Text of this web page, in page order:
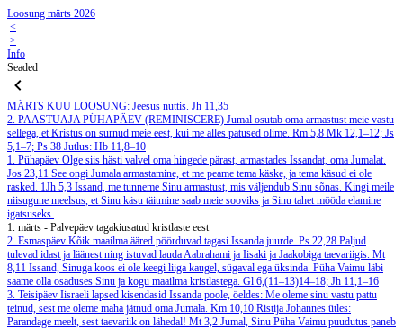
Loosung märts 2026
<
>
Info
Seaded
MÄRTS KUU LOOSUNG: Jeesus nuttis. Jh 11,35
2. PAASTUAJA PÜHAPÄEV (REMINISCERE) Jumal osutab oma armastust meie vastu
sellega, et Kristus on surnud meie eest, kui me alles patused olime. Rm 5,8 Mk 12,1–12; Js
5,1–7; Ps 38 Jutlus: Hb 11,8–10
1. Pühapäev Olge siis hästi valvel oma hingede pärast, armastades Issandat, oma Jumalat.
Jos 23,11 See ongi Jumala armastamine, et me peame tema käske, ja tema käsud ei ole
rasked. 1Jh 5,3 Issand, me tunneme Sinu armastust, mis väljendub Sinu sõnas. Kingi meile
niisugune meelsus, et Sinu käsu täitmine saab meie sooviks ja Sinu tahet mööda elamine
igatsuseks.
1. märts - Palvepäev tagakiusatud kristlaste eest
2. Esmaspäev Kõik maailma ääred pöörduvad tagasi Issanda juurde. Ps 22,28 Paljud
tulevad idast ja läänest ning istuvad lauda Aabrahami ja Iisaki ja Jaakobiga taevariigis. Mt
8,11 Issand, Sinuga koos ei ole keegi liiga kaugel, sügaval ega üksinda. Püha Vaimu läbi
saame olla osaduses Sinu ja kogu maailma kristlastega. Gl 6,(11–13)14–18; Jh 11,1–16
3. Teisipäev Iisraeli lapsed kisendasid Issanda poole, öeldes: Me oleme sinu vastu pattu
teinud, sest me oleme maha jätnud oma Jumala. Km 10,10 Ristija Johannes ütles:
Parandage meelt, sest taevariik on lähedal! Mt 3,2 Jumal, Sinu Püha Vaimu puudutus paneb